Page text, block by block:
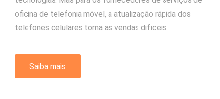
oficina de telefonia móvel, a atualização rápida dos
telefones celulares torna as vendas difíceis.
Saiba mais